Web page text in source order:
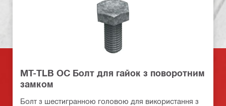
MT-TLB OC Болт для гайок з поворотним
замком
Болт з шестигранною головою для використання з